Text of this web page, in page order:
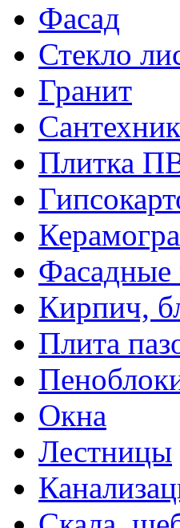
Фасад
Стекло
Гранит
Плитка
Фасадные
Кирпич,
Плита
Окна
Лестницы